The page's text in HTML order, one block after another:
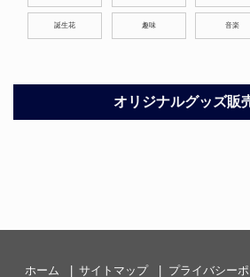
誕生花 趣味 音楽
オリジナルグッズ販
ホーム サイトマップ プライバシー